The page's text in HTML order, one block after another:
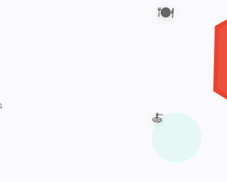
🍽️
🍝